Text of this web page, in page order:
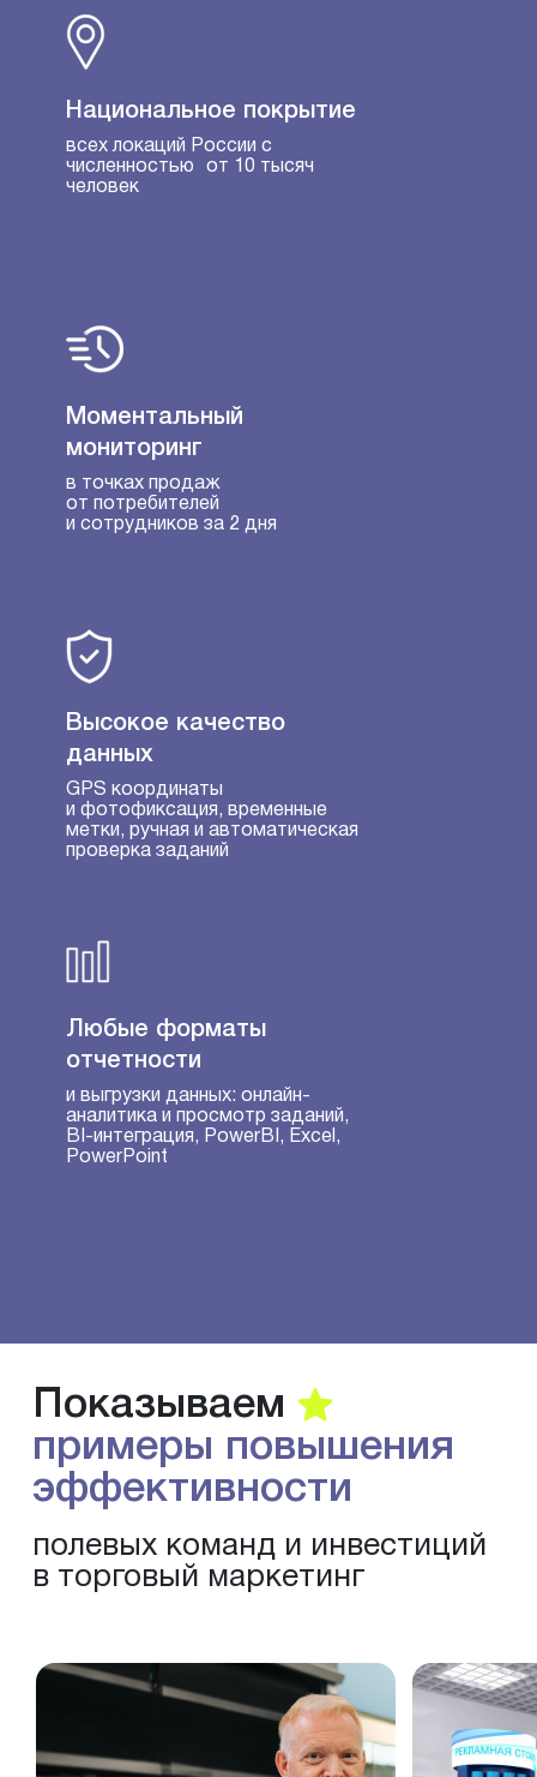
Национальное покрытие
всех локаций России с
численностью от 10 тысяч
человек
Моментальный
мониторинг
в точках продаж
от потребителей
и сотрудников за 2 дня
Высокое качество
данных
GPS координаты
и фотофиксация, временные
метки, ручная и автоматическая
проверка заданий
Любые форматы
отчетности
и выгрузки данных: онлайн-
аналитика и просмотр заданий,
BI-интеграция, PowerBI, Excel,
PowerPoint
Показываем
примеры повышения
эффективности
полевых команд и инвестиций
в торговый маркетинг